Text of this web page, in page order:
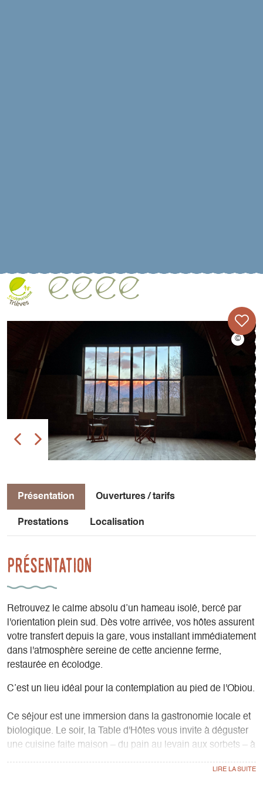
Présentation Ouvertures / tarifs
Prestations Localisation
Présentation
Retrouvez le calme absolu d’un hameau isolé, bercé par
l'orientation plein sud. Dès votre arrivée, vos hôtes assurent
votre transfert depuis la gare, vous installant immédiatement
dans l'atmosphère sereine de cette ancienne ferme,
restaurée en écolodge.
C’est un lieu idéal pour la contemplation au pied de l'Obiou.
Ce séjour est une immersion dans la gastronomie locale et
biologique. Le soir, la Table d'Hôtes vous invite à déguster
une cuisine faite maison – du pain au levain aux sorbets – à
base du potager et les produits locaux. Les secrets de
cuisine sont partagés avec ceux qui le souhaitent, parfois